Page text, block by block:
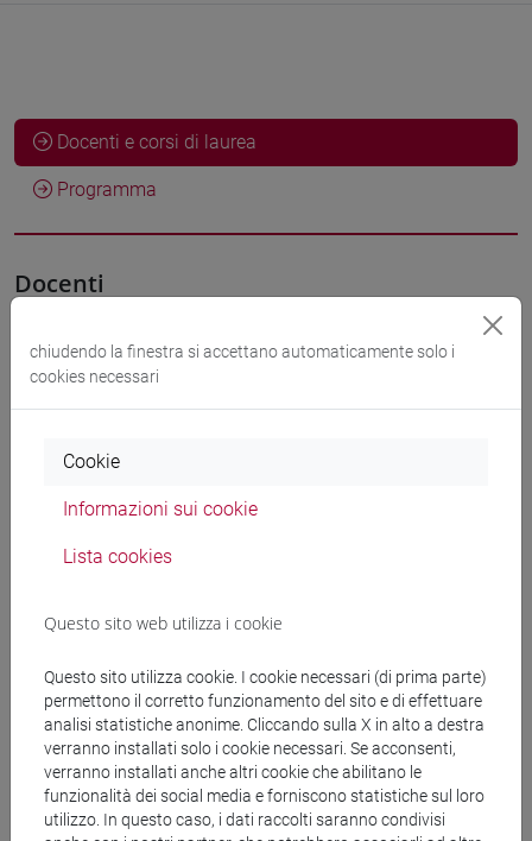
Docenti e corsi di laurea
Programma
Docenti
PORTINARI Stefania- 30h Lezione
Materiali su Moodle
Corsi di studio e percorsi
E DELLE ATTIVITÀ CULTURALI - Laurea
egart / storia dell'arte
chiudendo la finestra si accettano automaticamente solo i
cookies necessari
Cookie
Informazioni sui cookie
Lista cookies
Questo sito web utilizza i cookie
Questo sito utilizza cookie. I cookie necessari (di prima parte)
permettono il corretto funzionamento del sito e di effettuare
analisi statistiche anonime. Cliccando sulla X in alto a destra
verranno installati solo i cookie necessari. Se acconsenti,
verranno installati anche altri cookie che abilitano le
funzionalità dei social media e forniscono statistiche sul loro
utilizzo. In questo caso, i dati raccolti saranno condivisi